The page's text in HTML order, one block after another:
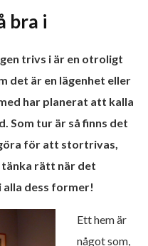
bra i
trivs i är en otroligt
det är en lägenhet eller
har planerat att kalla
Som tur är så finns det
göra för att stortrivas,
tänka rätt när det
alla dess former!
Ett hem är
något som,